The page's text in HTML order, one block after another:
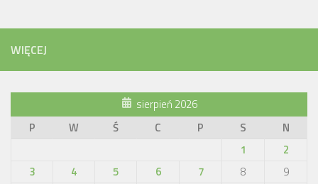
WIĘCEJ
sierpień 2026
P
W Ś C P S
N
1
2
3
4 5 6 7 8
9